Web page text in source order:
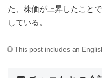
た、株価が上昇したこと
している。
🌐 This post includes an